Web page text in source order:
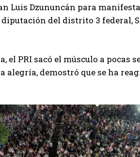
Luis Dzununcán para
diputación del distrito 3 federal,
el PRI sacó el músculo a
alegría, demostró que se ha